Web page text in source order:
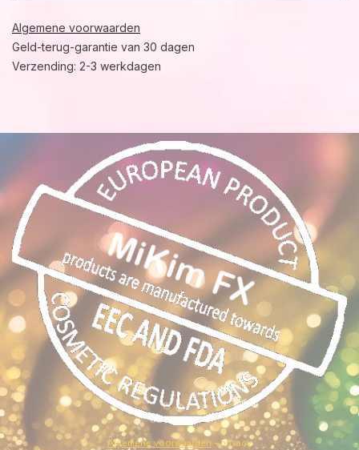
Algemene voorwaarden
Geld-terug-garantie van 30 dagen
Verzending: 2-3 werkdagen
Algemene voorwaarden - privacy